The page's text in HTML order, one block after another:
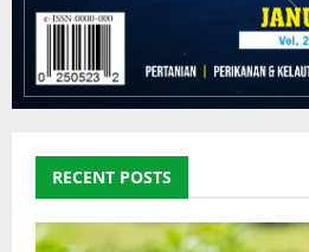
RECENT POSTS